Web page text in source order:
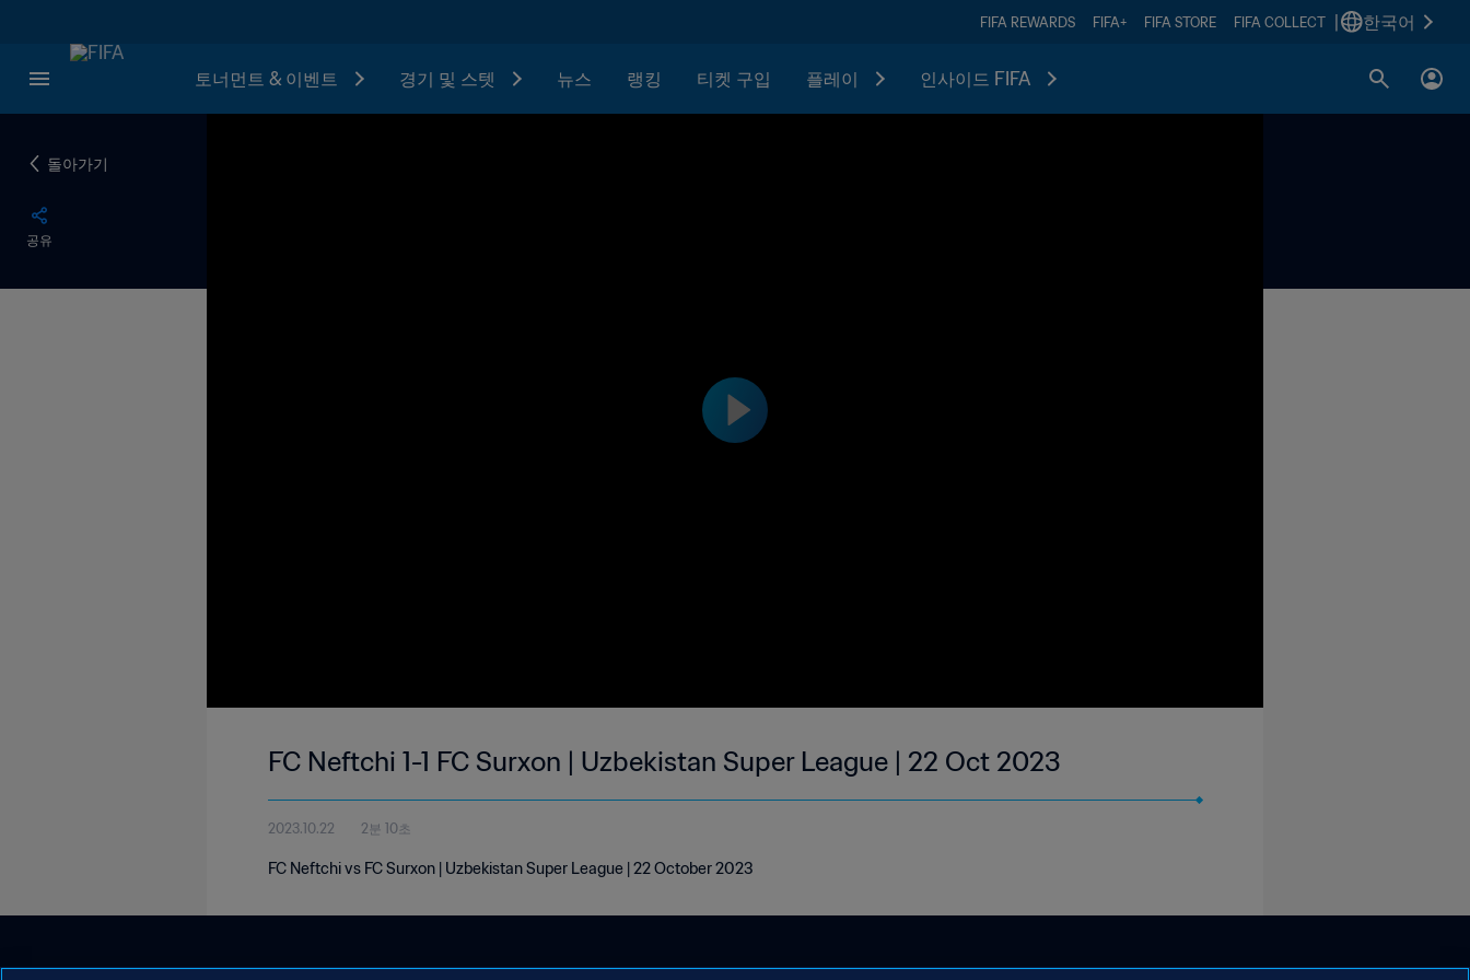
FIFA REWARDS FIFA+ FIFA STORE FIFA COLLECT 한국어
토너먼트 & 이벤트 경기 및 스텟 뉴스 랭킹 티켓 구입 플레이 인사이드 FIFA
돌아가기
공유
FC Neftchi 1-1 FC Surxon | Uzbekistan Super League | 22 Oct 2023
2023.10.22 2분 10초
FC Neftchi vs FC Surxon | Uzbekistan Super League | 22 October 2023